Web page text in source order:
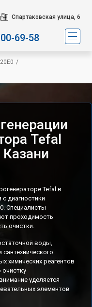
Спартаковская улица, 6
69-58
/
Tefal
Казани
Tefal в
диагностики
Специалисты
проходимость
очистки.
воды,
химических реагентов
очистку
уделяется
элементов